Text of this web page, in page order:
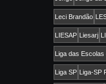
Leci Brandão
LIESAP Liesarj
Liga das
Liga SP Liga-SP